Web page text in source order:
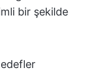
bir şekilde